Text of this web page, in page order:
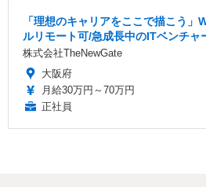
「理想のキャリアをここで描こう」
ルリモート可/急成長中のITベンチャ
株式会社TheNewGate
大阪府
月給30万円～70万円
正社員